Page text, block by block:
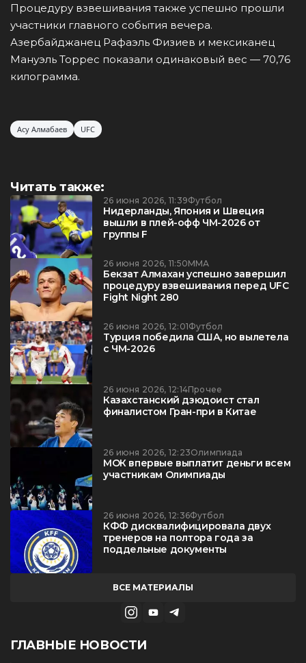
Процедуру взвешивания также успешно прошли
участники главного события вечера.
Азербайджанец Рафаэль Физиев и мексиканец
Мануэль Торрес показали одинаковый вес — 70,76
килограмма.
Асу Алмабаев UFC
Читать также:
26 июня 2026, 11:39Футбол
Нидерланды, Япония и Швеция
вышли в плей-офф ЧМ-2026 от
группы F
26 июня 2026, 11:50ММА
Бекзат Алмахан успешно завершил
процедуру взвешивания перед UFC
Fight Night 280
26 июня 2026, 12:01Футбол
Турция победила США, но вылетела
с ЧМ-2026
26 июня 2026, 12:14Прочее
Казахстанский дзюдоист стал
финалистом Гран-при в Китае
26 июня 2026, 12:23Олимпиада
МОК впервые выплатит деньги всем
участникам Олимпиады
26 июня 2026, 12:36Футбол
КФФ дисквалифицировала двух
тренеров на полтора года за
поддельные документы
ВСЕ МАТЕРИАЛЫ
ГЛАВНЫЕ НОВОСТИ